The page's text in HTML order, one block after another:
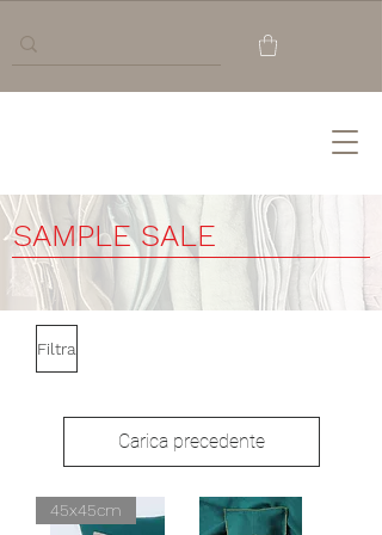
SAMPLE SALE
Filtra
Carica precedente
45x45cm